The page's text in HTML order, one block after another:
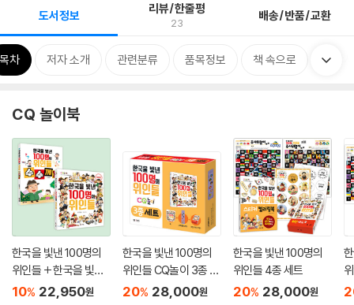
도서정보 리뷰/한줄평
23 배송/반품/교환
목차 저자 소개 관련분류 품목정보 책 속으로 출판
CQ 놀이북
한국을 빛낸 100명의
위인들 + 한국을 빛낸 1
00명의 위인들 수수께
10% 22,950원
한국을 빛낸 100명의
위인들 CQ놀이 3종 세
트
20% 28,000원
한국을 빛낸 100명의
위인들 4종 세트
20% 28,000원